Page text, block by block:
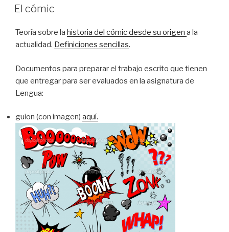
EN
El cómic
Teoría sobre la historia del cómic desde su origen a la
actualidad. Definiciones sencillas.
Documentos para preparar el trabajo escrito que tienen
que entregar para ser evaluados en la asignatura de
Lengua:
guion (con imagen) aquí.